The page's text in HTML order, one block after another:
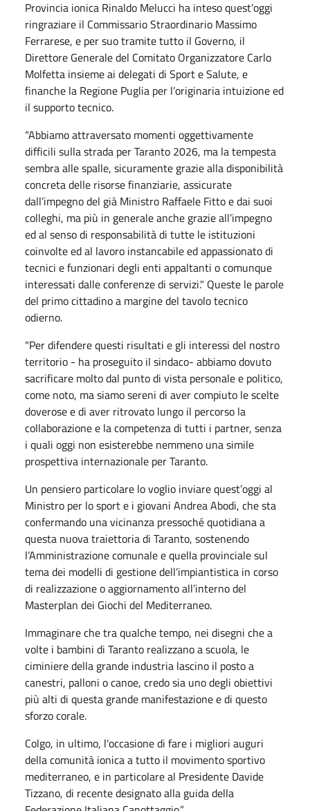
Provincia ionica Rinaldo Melucci ha inteso quest’oggi
ringraziare il Commissario Straordinario Massimo
Ferrarese, e per suo tramite tutto il Governo, il
Direttore Generale del Comitato Organizzatore Carlo
Molfetta insieme ai delegati di Sport e Salute, e
finanche la Regione Puglia per l’originaria intuizione ed
il supporto tecnico.
“Abbiamo attraversato momenti oggettivamente
difficili sulla strada per Taranto 2026, ma la tempesta
sembra alle spalle, sicuramente grazie alla disponibilità
concreta delle risorse finanziarie, assicurate
dall’impegno del già Ministro Raffaele Fitto e dai suoi
colleghi, ma più in generale anche grazie all’impegno
ed al senso di responsabilità di tutte le istituzioni
coinvolte ed al lavoro instancabile ed appassionato di
tecnici e funzionari degli enti appaltanti o comunque
interessati dalle conferenze di servizi." Queste le parole
del primo cittadino a margine del tavolo tecnico
odierno.
"Per difendere questi risultati e gli interessi del nostro
territorio - ha proseguito il sindaco- abbiamo dovuto
sacrificare molto dal punto di vista personale e politico,
come noto, ma siamo sereni di aver compiuto le scelte
doverose e di aver ritrovato lungo il percorso la
collaborazione e la competenza di tutti i partner, senza
i quali oggi non esisterebbe nemmeno una simile
prospettiva internazionale per Taranto.
Un pensiero particolare lo voglio inviare quest’oggi al
Ministro per lo sport e i giovani Andrea Abodi, che sta
confermando una vicinanza pressoché quotidiana a
questa nuova traiettoria di Taranto, sostenendo
l’Amministrazione comunale e quella provinciale sul
tema dei modelli di gestione dell’impiantistica in corso
di realizzazione o aggiornamento all’interno del
Masterplan dei Giochi del Mediterraneo.
Immaginare che tra qualche tempo, nei disegni che a
volte i bambini di Taranto realizzano a scuola, le
ciminiere della grande industria lascino il posto a
canestri, palloni o canoe, credo sia uno degli obiettivi
più alti di questa grande manifestazione e di questo
sforzo corale.
Colgo, in ultimo, l'occasione di fare i migliori auguri
della comunità ionica a tutto il movimento sportivo
mediterraneo, e in particolare al Presidente Davide
Tizzano, di recente designato alla guida della